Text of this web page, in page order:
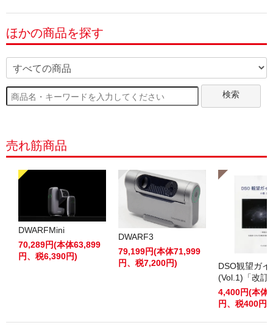
ほかの商品を探す
検索
売れ筋商品
DWARFMini
70,289円(本体63,899
円、税6,390円)
DWARF3
79,199円(本体71,999
円、税7,200円)
DSO観望ガ
(Vol.1)「改訂
4,400円(本体
円、税400円)